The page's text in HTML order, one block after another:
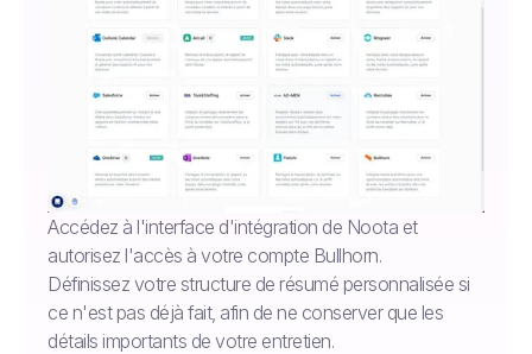
Accédez à l'interface d'intégration de Noota et
autorisez l'accès à votre compte Bullhorn.
Définissez votre structure de résumé personnalisée si
ce n'est pas déjà fait, afin de ne conserver que les
détails importants de votre entretien.